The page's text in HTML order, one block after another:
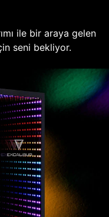
ile bir araya gelen
seni bekliyor.